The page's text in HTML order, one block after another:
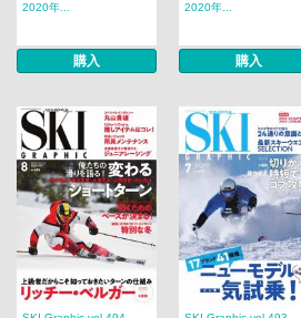
2020年...
購入
2020年...
購入